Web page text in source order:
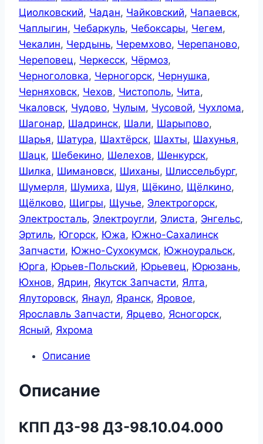
Циолковский, Чадан, Чайковский, Чапаевск,
Чаплыгин, Чебаркуль, Чебоксары, Чегем,
Чекалин, Чердынь, Черемхово, Черепаново,
Череповец, Черкесск, Чёрмоз,
Черноголовка, Черногорск, Чернушка,
Черняховск, Чехов, Чистополь, Чита,
Чкаловск, Чудово, Чулым, Чусовой, Чухлома,
Шагонар, Шадринск, Шали, Шарыпово,
Шарья, Шатура, Шахтёрск, Шахты, Шахунья,
Шацк, Шебекино, Шелехов, Шенкурск,
Шилка, Шимановск, Шиханы, Шлиссельбург,
Шумерля, Шумиха, Шуя, Щёкино, Щёлкино,
Щёлково, Щигры, Щучье, Электрогорск,
Электросталь, Электроугли, Элиста, Энгельс,
Эртиль, Югорск, Южа, Южно-Сахалинск
Запчасти, Южно-Сухокумск, Южноуральск,
Юрга, Юрьев-Польский, Юрьевец, Юрюзань,
Юхнов, Ядрин, Якутск Запчасти, Ялта,
Ялуторовск, Янаул, Яранск, Яровое,
Ярославль Запчасти, Ярцево, Ясногорск,
Ясный, Яхрома
Описание
Описание
КПП ДЗ-98 ДЗ-98.10.04.000